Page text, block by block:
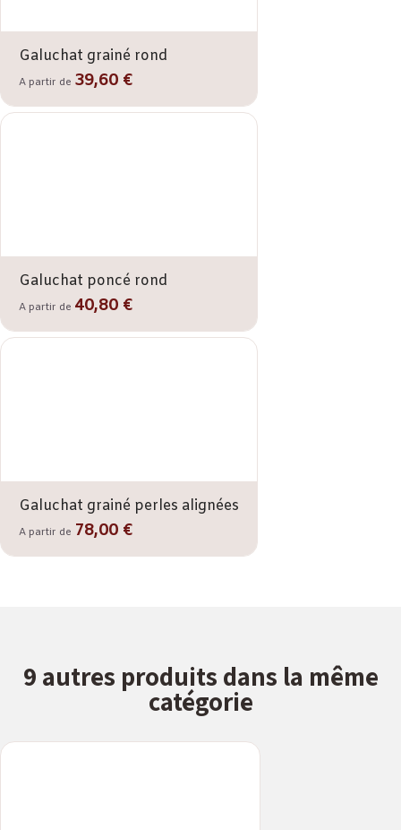
Galuchat grainé rond
A partir de 39,60 €
Galuchat poncé rond
A partir de 40,80 €
Galuchat grainé perles alignées
A partir de 78,00 €
9 autres produits dans la même
catégorie